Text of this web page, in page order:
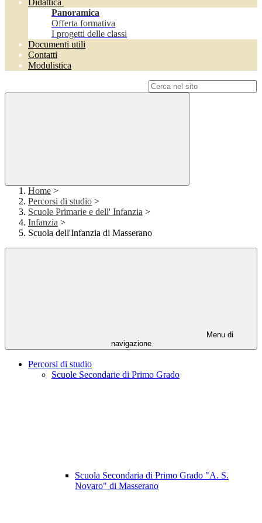
Didattica
Panoramica
Offerta formativa
I progetti delle classi
Documenti utili
Contatti
Modulistica
Home >
Percorsi di studio >
Scuole Primarie e dell' Infanzia >
Infanzia >
Scuola dell'Infanzia di Masserano
Menu di
navigazione
Percorsi di studio
Scuole Secondarie di Primo Grado
Scuola Secondaria di Primo Grado "A. S.
Novaro" di Masserano